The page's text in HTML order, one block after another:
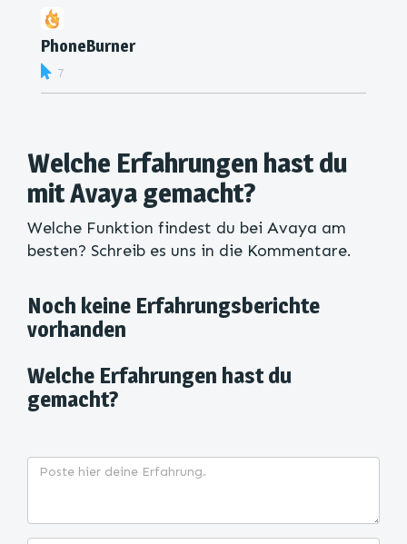
PhoneBurner
7
Welche Erfahrungen hast du
mit Avaya gemacht?
Welche Funktion findest du bei Avaya am
besten? Schreib es uns in die Kommentare.
Noch keine Erfahrungsberichte
vorhanden
Welche Erfahrungen hast du
gemacht?